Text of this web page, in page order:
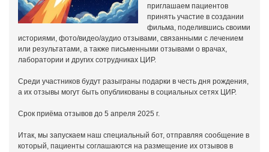
приглашаем пациентов
принять участие в создании
фильма, поделившись своими
историями, фото/видео/аудио отзывами, связанными с лечением
или результатами, а также письменными отзывами о врачах,
лаборатории и других сотрудниках ЦИР.
Среди участников будут разыграны подарки в честь дня рождения,
а их отзывы могут быть опубликованы в социальных сетях ЦИР.
Срок приёма отзывов до 5 апреля 2025 г.
Итак, мы запускаем наш специальный бот, отправляя сообщение в
который, пациенты соглашаются на размещение их отзывов в